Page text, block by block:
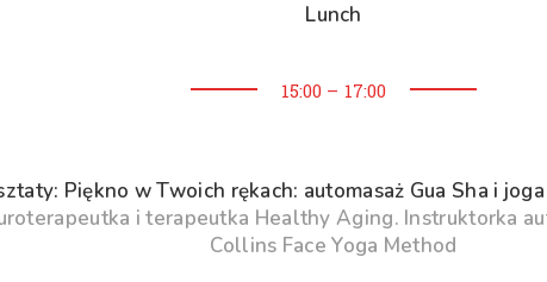
Lunch
15:00 – 17:00
Piękno w Twoich rękach: automasaż Gua Sha i
i terapeutka Healthy Aging. Instruktorka
Collins Face Yoga Method